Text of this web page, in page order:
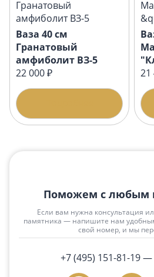
Ваза 40 см
Гранатовый
амфиболит ВЗ-5
22 000 ₽
21
Поможем с любым
Если вам нужна консультация
памятника — напишите нам
свой номер, и мы
+7 (495) 151-81-19—